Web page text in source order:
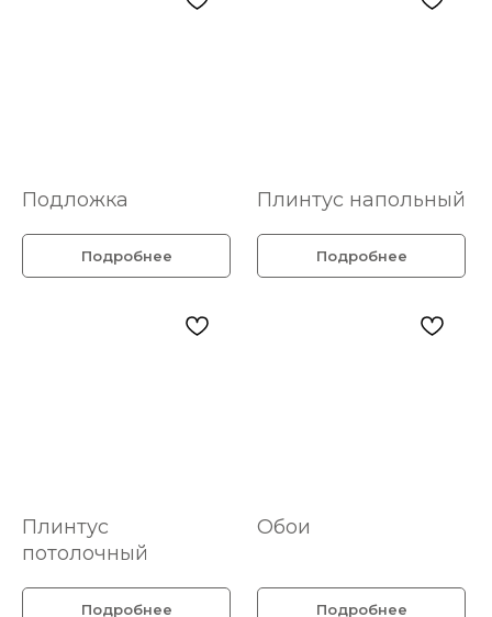
Подложка
Подробнее
Плинтус напольный
Подробнее
Плинтус
потолочный
Подробнее
Обои
Подробнее